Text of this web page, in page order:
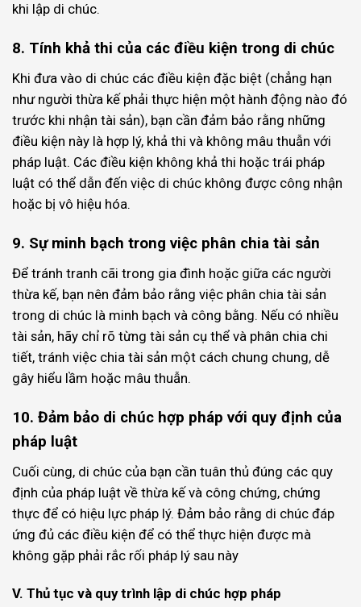
khi lập di chúc.
8. Tính khả thi của các điều kiện trong di chúc
Khi đưa vào di chúc các điều kiện đặc biệt (chẳng hạn
như người thừa kế phải thực hiện một hành động nào đó
trước khi nhận tài sản), bạn cần đảm bảo rằng những
điều kiện này là hợp lý, khả thi và không mâu thuẫn với
pháp luật. Các điều kiện không khả thi hoặc trái pháp
luật có thể dẫn đến việc di chúc không được công nhận
hoặc bị vô hiệu hóa.
9. Sự minh bạch trong việc phân chia tài sản
Để tránh tranh cãi trong gia đình hoặc giữa các người
thừa kế, bạn nên đảm bảo rằng việc phân chia tài sản
trong di chúc là minh bạch và công bằng. Nếu có nhiều
tài sản, hãy chỉ rõ từng tài sản cụ thể và phân chia chi
tiết, tránh việc chia tài sản một cách chung chung, dễ
gây hiểu lầm hoặc mâu thuẫn.
10. Đảm bảo di chúc hợp pháp với quy định của
pháp luật
Cuối cùng, di chúc của bạn cần tuân thủ đúng các quy
định của pháp luật về thừa kế và công chứng, chứng
thực để có hiệu lực pháp lý. Đảm bảo rằng di chúc đáp
ứng đủ các điều kiện để có thể thực hiện được mà
không gặp phải rắc rối pháp lý sau này
V. Thủ tục và quy trình lập di chúc hợp pháp